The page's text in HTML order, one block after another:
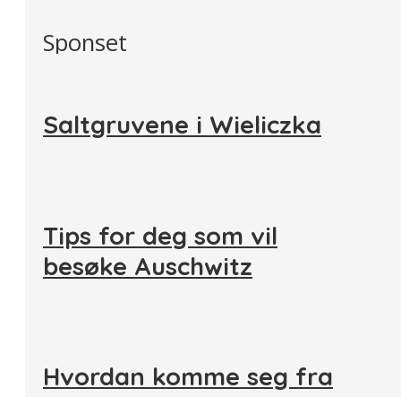
Sponset
Saltgruvene i Wieliczka
Tips for deg som vil
besøke Auschwitz
Hvordan komme seg fra